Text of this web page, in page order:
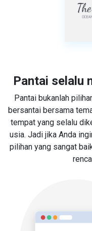
Pantai selalu
Pantai bukanlah
bersantai bersama
tempat yang selalu
usia. Jadi jika Anda
pilihan yang sangat